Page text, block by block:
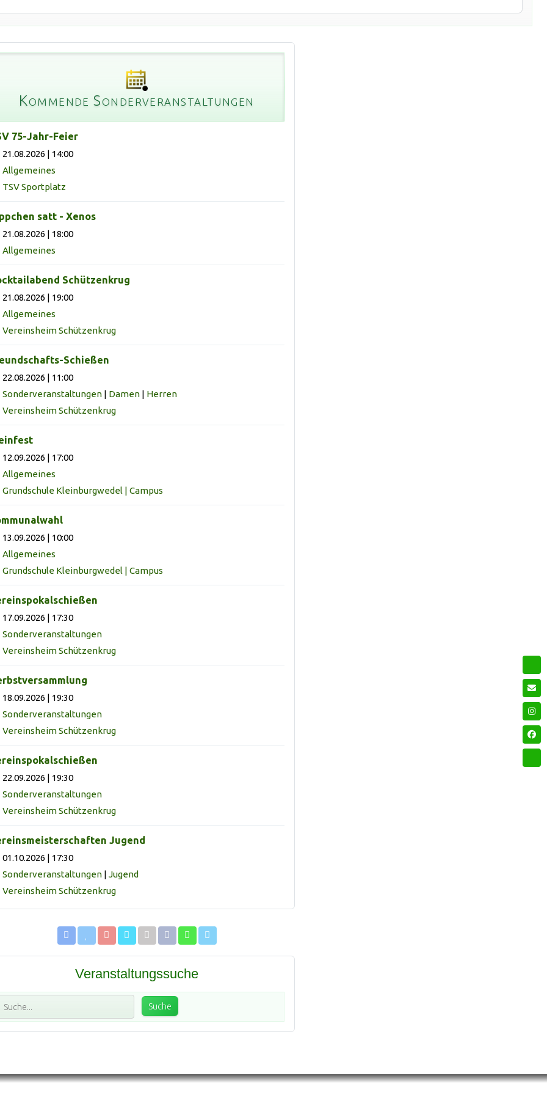
Kommende Sonderveranstaltungen
75-Jahr-Feier
21.08.2026 | 14:00
Allgemeines
TSV Sportplatz
satt - Xenos
21.08.2026 | 18:00
Allgemeines
Schützenkrug
21.08.2026 | 19:00
Allgemeines
Vereinsheim Schützenkrug
Schießen
22.08.2026 | 11:00
Sonderveranstaltungen| Damen| Herren
Vereinsheim Schützenkrug
12.09.2026 | 17:00
Allgemeines
Grundschule Kleinburgwedel | Campus
13.09.2026 | 10:00
Allgemeines
Grundschule Kleinburgwedel | Campus
17.09.2026 | 17:30
Sonderveranstaltungen
Vereinsheim Schützenkrug
18.09.2026 | 19:30
Sonderveranstaltungen
Vereinsheim Schützenkrug
22.09.2026 | 19:30
Sonderveranstaltungen
Vereinsheim Schützenkrug
Jugend
01.10.2026 | 17:30
Sonderveranstaltungen| Jugend
Vereinsheim Schützenkrug
Veranstaltungssuche